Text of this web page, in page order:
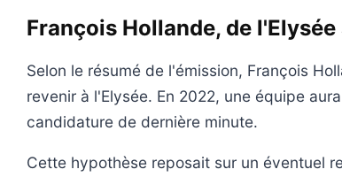
François Hollande, de
Selon le résumé de l'émission, François
revenir à l'Elysée. En 2022, une équipe
candidature de dernière minute.
Cette hypothèse reposait sur un éventuel